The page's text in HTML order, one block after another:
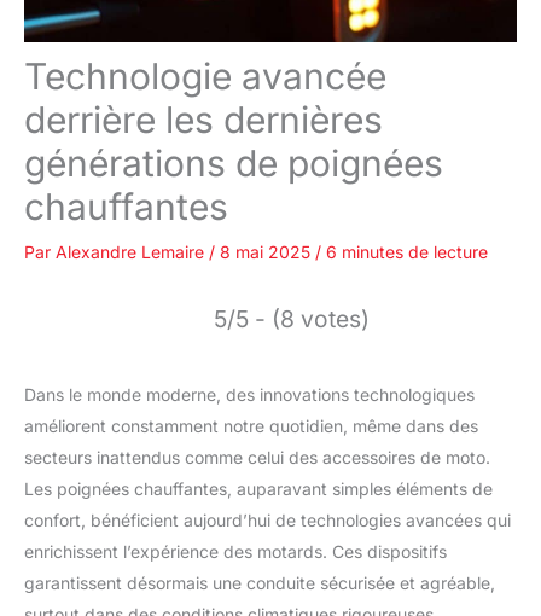
Technologie avancée
derrière les dernières
générations de poignées
chauffantes
Par Alexandre Lemaire / 8 mai 2025 / 6 minutes de lecture
5/5 - (8 votes)
Dans le monde moderne, des innovations technologiques
améliorent constamment notre quotidien, même dans des
secteurs inattendus comme celui des accessoires de moto.
Les poignées chauffantes, auparavant simples éléments de
confort, bénéficient aujourd’hui de technologies avancées qui
enrichissent l’expérience des motards. Ces dispositifs
garantissent désormais une conduite sécurisée et agréable,